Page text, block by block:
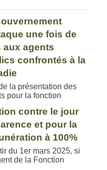
une fois de
aux agents
confrontés à la
la présentation des
pour la fonction
contre le jour
et pour la
à 100%
du 1er mars 2025, si
de la Fonction